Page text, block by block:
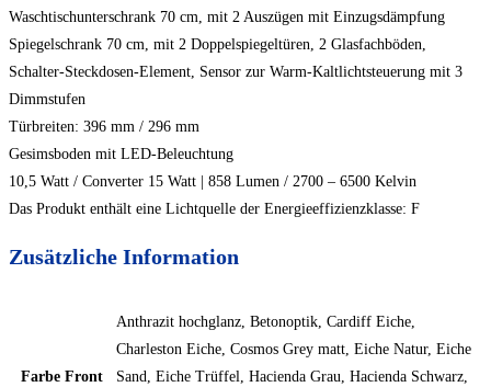
Waschtischunterschrank 70 cm, mit 2 Auszügen mit Einzugsdämpfung
Spiegelschrank 70 cm, mit 2 Doppelspiegeltüren, 2 Glasfachböden,
Schalter-Steckdosen-Element, Sensor zur Warm-Kaltlichtsteuerung mit 3
Dimmstufen
Türbreiten: 396 mm / 296 mm
Gesimsboden mit LED-Beleuchtung
10,5 Watt / Converter 15 Watt | 858 Lumen / 2700 – 6500 Kelvin
Das Produkt enthält eine Lichtquelle der Energieeffizienzklasse: F
Zusätzliche Information
Farbe Front
Anthrazit hochglanz, Betonoptik, Cardiff Eiche,
Charleston Eiche, Cosmos Grey matt, Eiche Natur, Eiche
Sand, Eiche Trüffel, Hacienda Grau, Hacienda Schwarz,